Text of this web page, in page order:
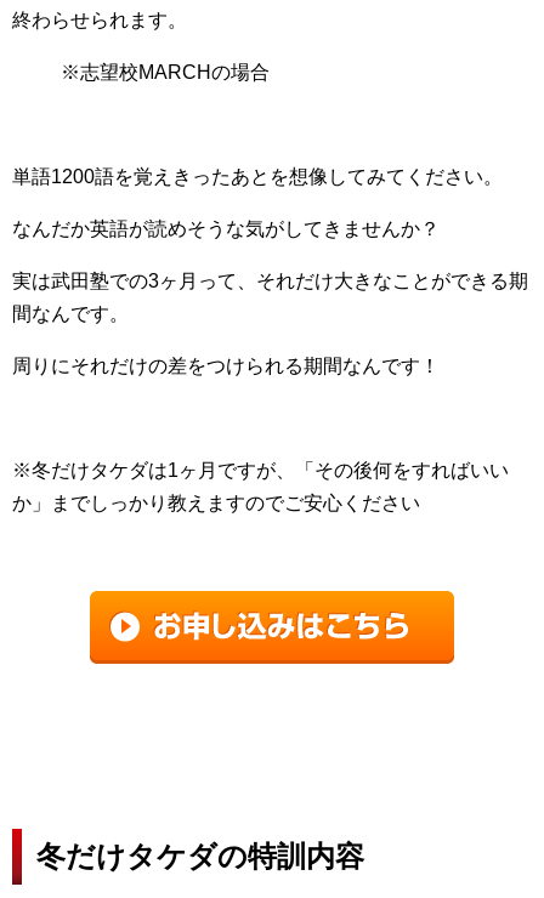
終わらせられます。
※志望校MARCHの場合
単語1200語を覚えきったあとを想像してみてください。
なんだか英語が読めそうな気がしてきませんか？
実は武田塾での3ヶ月って、それだけ大きなことができる期
間なんです。
周りにそれだけの差をつけられる期間なんです！
※冬だけタケダは1ヶ月ですが、「その後何をすればいい
か」までしっかり教えますのでご安心ください
冬だけタケダの特訓内容